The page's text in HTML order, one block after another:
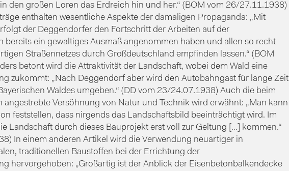
den großen Loren das Erdreich hin und her.“ (BOM vom 26/27.11.1938)
enthalten wesentliche Aspekte der damaligen Propaganda: „Mit
der Deggendorfer den Fortschritt der Arbeiten auf der
bereits ein gewaltiges Ausmaß angenommen haben und allen so recht
Straßennetzes durch Großdeutschland empfinden lassen.“ (BOM
betont wird die Attraktivität der Landschaft, wobei dem Wald eine
zukommt: „Nach Deggendorf aber wird den Autobahngast für lange Zeit
Waldes umgeben.“ (DD vom 23/24.07.1938) Auch die beim
angestrebte Versöhnung von Natur und Technik wird erwähnt: „Man kann
feststellen, dass nirgends das Landschaftsbild beeinträchtigt wird. Im
Landschaft durch dieses Bauprojekt erst voll zur Geltung […] kommen.“
In einem anderen Artikel wird die Verwendung neuartiger in
traditionellen Baustoffen bei der Errichtung der
hervorgehoben: „Großartig ist der Anblick der Eisenbetonbalkendecke